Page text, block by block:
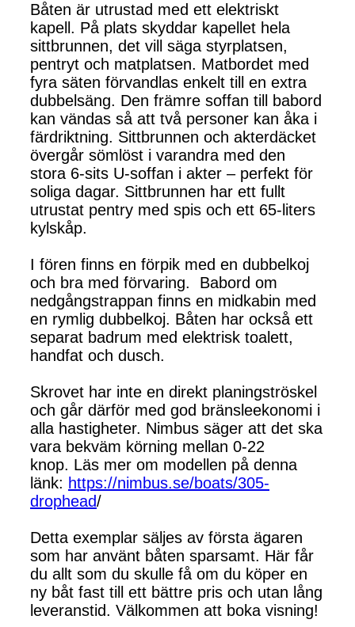
Båten är utrustad med ett elektriskt
kapell. På plats skyddar kapellet hela
sittbrunnen, det vill säga styrplatsen,
pentryt och matplatsen. Matbordet med
fyra säten förvandlas enkelt till en extra
dubbelsäng. Den främre soffan till babord
kan vändas så att två personer kan åka i
färdriktning. Sittbrunnen och akterdäcket
övergår sömlöst i varandra med den
stora 6-sits U-soffan i akter – perfekt för
soliga dagar. Sittbrunnen har ett fullt
utrustat pentry med spis och ett 65-liters
kylskåp.
I fören finns en förpik med en dubbelkoj
och bra med förvaring. Babord om
nedgångstrappan finns en midkabin med
en rymlig dubbelkoj. Båten har också ett
separat badrum med elektrisk toalett,
handfat och dusch.
Skrovet har inte en direkt planingströskel
och går därför med god bränsleekonomi i
alla hastigheter. Nimbus säger att det ska
vara bekväm körning mellan 0-22
knop. Läs mer om modellen på denna
länk: https://nimbus.se/boats/305-
drophead/
Detta exemplar säljes av första ägaren
som har använt båten sparsamt. Här får
du allt som du skulle få om du köper en
ny båt fast till ett bättre pris och utan lång
leveranstid. Välkommen att boka visning!